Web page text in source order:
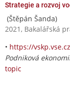
Strategie a rozvoj
(Štěpán Šanda)
2021, Bakalářská
• https://
Podniková
topic